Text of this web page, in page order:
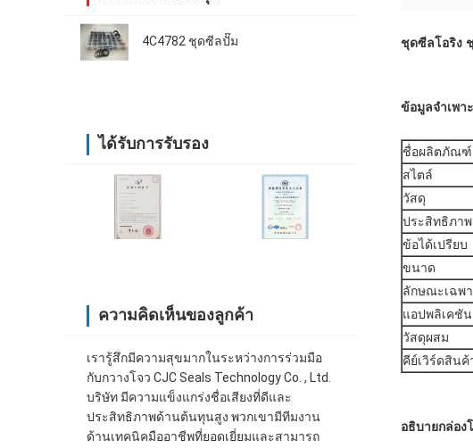
4C4782 ชุดซีลปั๊ม
ได้รับการรับรอง
ความคิดเห็นของลูกค้า
เรารู้สึกมีความสุขมากในระหว่างการร่วมมือ
กับกวางโจว CJC Seals Technology Co. , Ltd.
บริษัท มีความแข็งแกร่งชื่อเสียงที่ดีและ
ประสิทธิภาพด้านต้นทุนสูง พวกเขามีทีมงาน
ด้านเทคนิคมืออาชีพที่ยอดเยี่ยมและสามารถ
ชุดซีลโอริง
ข้อมูลจำเพาะ
ชื่อผลิตภัณฑ์
สไตล์
วัสดุ
ประสิทธิภาพ
ข้อได้เปรียบ
ขนาด
ลักษณะเฉพ
แอปพลิเคชัน
วัสดุผสม
คีย์เวิร์ดสินค้
อธิบายกล่อง